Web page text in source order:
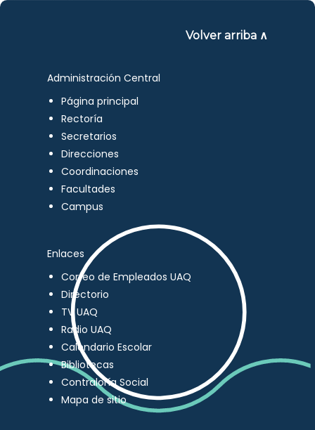
Volver arriba ∧
Administración Central
Página principal
Rectoría
Secretarios
Direcciones
Coordinaciones
Facultades
Campus
Enlaces
Correo de Empleados UAQ
Directorio
TV UAQ
Radio UAQ
Calendario Escolar
Bibliotecas
Contraloría Social
Mapa de sitio